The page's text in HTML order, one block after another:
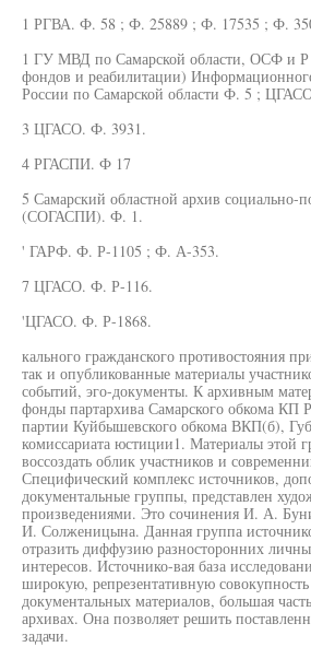
1 РГВА. Ф. 58 ; Ф. 25889 ; Ф. 17535 ; Ф.
1 ГУ МВД по Самарской области, ОСФ и Р
фондов и реабилитации)
России по Самарской области Ф. 5 ;
3 ЦГАСО. Ф. 3931.
4 РГАСПИ. Ф 17
5 Самарский областной архив социально-
(СОГАСПИ). Ф. 1.
' ГАРФ. Ф. Р-1105 ; Ф. А-353.
7 ЦГАСО. Ф. Р-116.
'ЦГАСО. Ф. Р-1868.
кального гражданского противостояния
так и опубликованные материалы
событий, эго-документы. К архивным
фонды партархива Самарского обкома КП
партии Куйбышевского обкома ВКП(б),
комиссариата юстиции1. Материалы этой
воссоздать облик участников и
Специфический комплекс источников,
документальные группы, представлен
произведениями. Это сочинения И. А.
И. Солженицына. Данная группа
отразить диффузию разносторонних
интересов. Источнико-вая база
широкую, репрезентативную
документальных материалов, большая
архивах. Она позволяет решить
задачи.